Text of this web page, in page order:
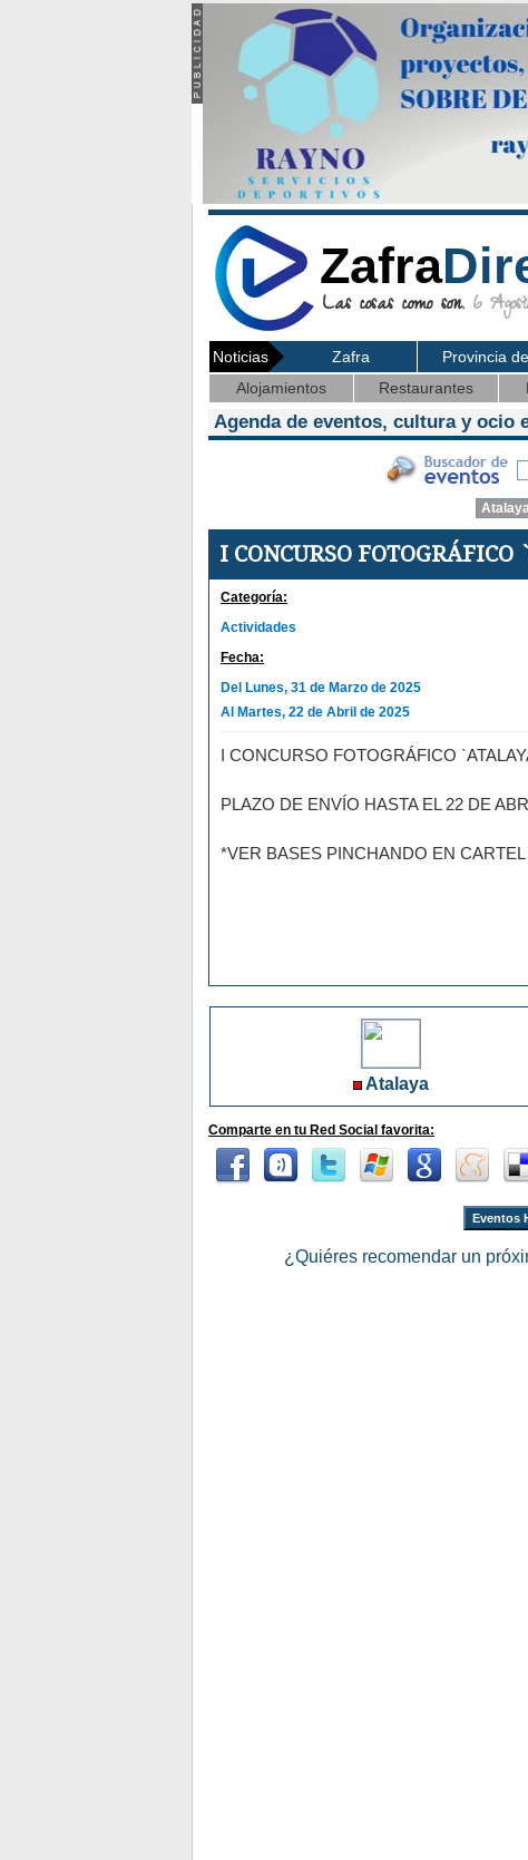
Zafra
Las cosas como son. 6
Noticias Zafra Provincia
Alojamientos
Restaurantes
Agenda de eventos, cultura y ocio
I CONCURSO
Categoría:
Actividades
Fecha:
Del Lunes, 31 de Marzo de 2025
Al Martes, 22 de Abril de 2025
I CONCURSO FOTOGRÁFICO
PLAZO DE ENVÍO HASTA EL 22 DE
*VER BASES PINCHANDO EN
Atalaya
Comparte en tu Red Social favorita:
Eventos
¿Quiéres recomendar un